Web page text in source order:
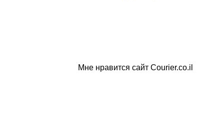
Мне нравится сайт Courier.co.il